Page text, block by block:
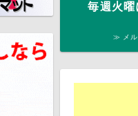
毎週火
≫ メル